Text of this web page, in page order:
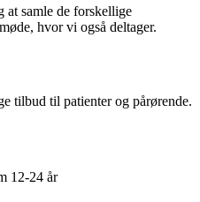
at samle de forskellige
hvor vi også deltager.
tilbud til patienter og pårørende.
12-24 år